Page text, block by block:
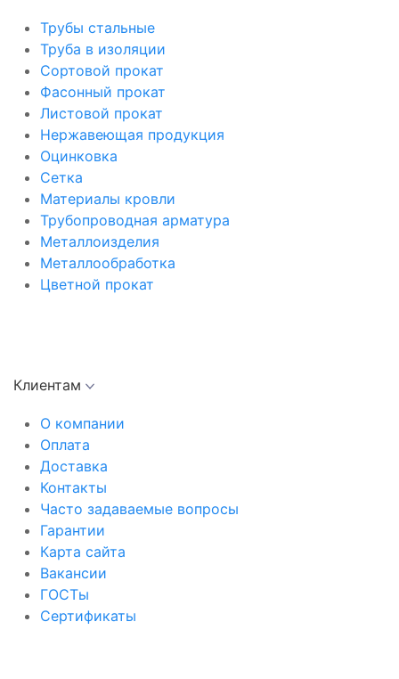
Трубы стальные
Труба в изоляции
Сортовой прокат
Фасонный прокат
Листовой прокат
Нержавеющая продукция
Оцинковка
Сетка
Материалы кровли
Трубопроводная арматура
Металлоизделия
Металлообработка
Цветной прокат
Клиентам
О компании
Оплата
Доставка
Контакты
Часто задаваемые вопросы
Гарантии
Карта сайта
Вакансии
ГОСТы
Сертификаты